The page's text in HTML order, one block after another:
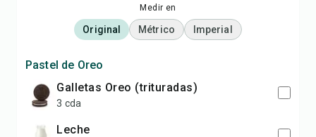
Medir en
Original Métrico Imperial
Pastel de Oreo
galletas Oreo (trituradas)
3 cda
leche